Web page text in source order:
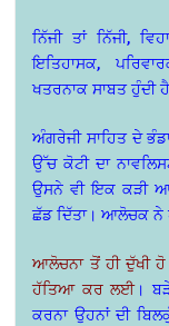
ਨਿੱਜੀ ਤਾਂ ਨਿੱਜੀ,
ਇਤਿਹਾਸਕ,
ਖਤਰਨਾਕ ਸਾਬਤ ਹੁੰਦੀ
ਅੰਗਰੇਜੀ ਸਾਹਿਤ ਦੇ
ਉੱਚ ਕੋਟੀ ਦਾ
ਉਸਨੇ ਵੀ ਇਕ ਕੜੀ
ਛੱਡ ਦਿੱਤਾ। ਆਲੋਚਕ ਨੇ
ਆਲੋਚਨਾ ਤੋਂ ਹੀ ਦੁੱਖੀ
ਹੱਤਿਆ ਕਰ ਲਈ।
ਕਰਨਾ ਉਹਨਾਂ ਦੀ